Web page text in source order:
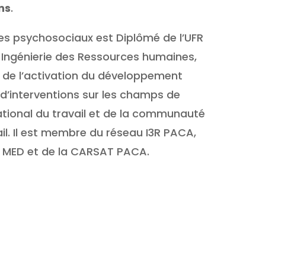
.
est Diplômé de l’UFR
des Ressources humaines,
l’activation du développement
sur les champs de
du travail et de la communauté
Il est membre du réseau I3R PACA,
et de la CARSAT PACA.